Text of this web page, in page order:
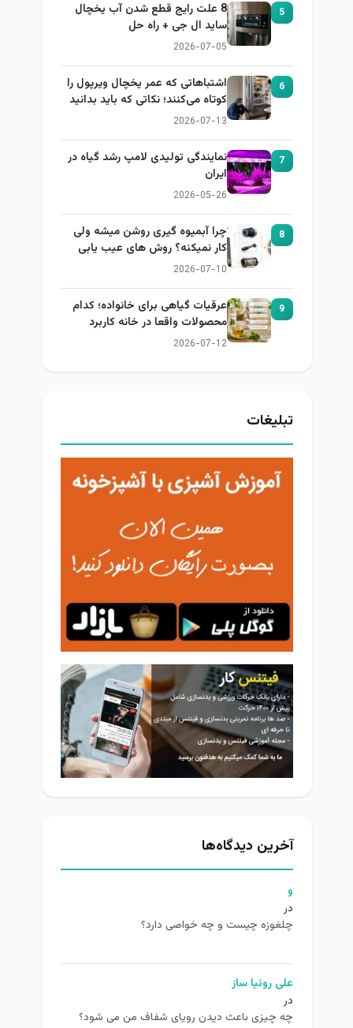
5
8 علت رایج قطع شدن آب یخچال
ساید ال جی + راه حل
2026-07-05
6
اشتباهاتی که عمر یخچال ویرپول را
کوتاه می‌کنند؛ نکاتی که باید بدانید
2026-07-13
7
نمایندگی تولیدی لامپ رشد گیاه در
ایران
2026-05-26
8
چرا آبمیوه گیری روشن میشه ولی
کار نمیکنه؟ روش های عیب یابی
2026-07-10
9
عرقیات گیاهی برای خانواده؛ کدام
محصولات واقعا در خانه کاربرد
دارند؟
2026-07-12
تبلیغات
آخرین دیدگاه‌ها
و
در
چلغوزه چیست و چه خواصی دارد؟
علی روئیا ساز
در
چه چیزی باعث دیدن رویای شفاف من می شود؟